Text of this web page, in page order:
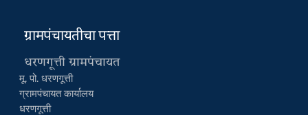
ग्रामपंचायतीचा पत्ता
धरणगूत्ती ग्रामपंचायत
मू. पो. धरणगूत्ती
ग्रामपंचायत कार्यालय
धरणगूत्ती